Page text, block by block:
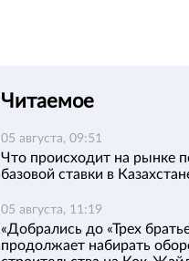
Читаемое
05 августа, 09:51
Что происходит на рынке
базовой ставки в
05 августа, 11:19
«Добрались до «Трех
продолжает набирать